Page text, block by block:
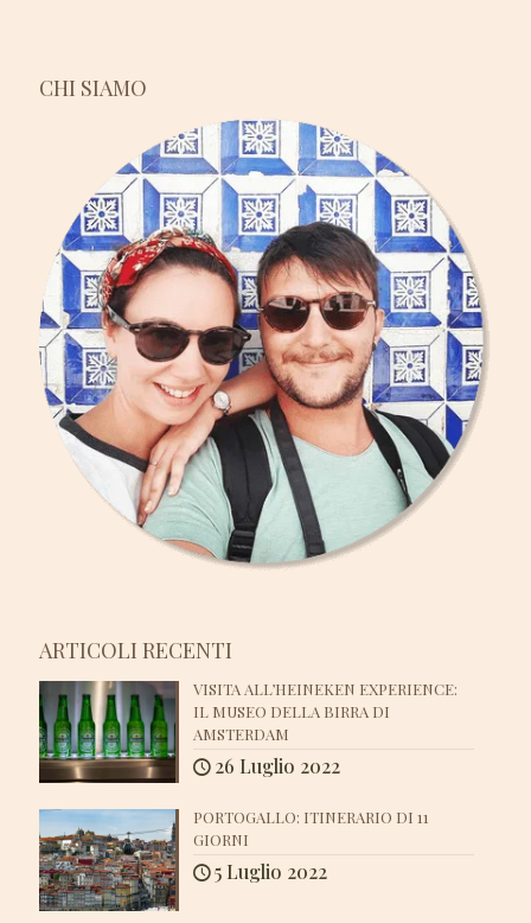
CHI SIAMO
ARTICOLI RECENTI
VISITA ALL’HEINEKEN EXPERIENCE:
IL MUSEO DELLA BIRRA DI
AMSTERDAM
26 Luglio 2022
PORTOGALLO: ITINERARIO DI 11
GIORNI
5 Luglio 2022